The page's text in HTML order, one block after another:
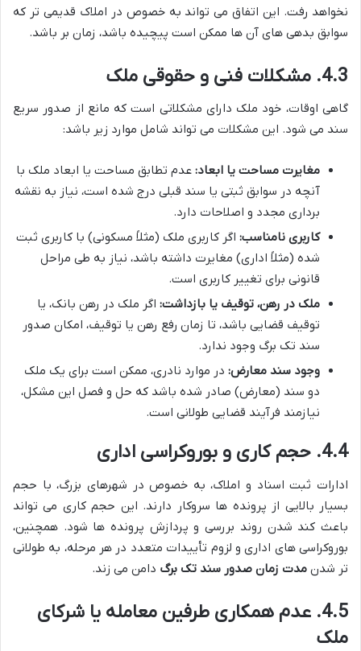
نخواهد رفت. این اتفاق می تواند به خصوص در املاک قدیمی تر که
سوابق بدهی های آن ها ممکن است پیچیده باشد، زمان بر باشد.
4.3. مشکلات فنی و حقوقی ملک
گاهی اوقات، خود ملک دارای مشکلاتی است که مانع از صدور سریع
سند می شود. این مشکلات می تواند شامل موارد زیر باشد:
مغایرت مساحت یا ابعاد: عدم تطابق مساحت یا ابعاد ملک با
آنچه در سوابق ثبتی یا سند قبلی درج شده است، نیاز به نقشه
برداری مجدد و اصلاحات دارد.
کاربری نامناسب: اگر کاربری ملک (مثلاً مسکونی) با کاربری ثبت
شده (مثلاً اداری) مغایرت داشته باشد، نیاز به طی مراحل
قانونی برای تغییر کاربری است.
ملک در رهن، توقیف یا بازداشت: اگر ملک در رهن بانک، یا
توقیف قضایی باشد، تا زمان رفع رهن یا توقیف، امکان صدور
سند تک برگ وجود ندارد.
وجود سند معارض: در موارد نادری، ممکن است برای یک ملک
دو سند (معارض) صادر شده باشد که حل و فصل این مشکل،
نیازمند فرآیند قضایی طولانی است.
4.4. حجم کاری و بوروکراسی اداری
ادارات ثبت اسناد و املاک، به خصوص در شهرهای بزرگ، با حجم
بسیار بالایی از پرونده ها سروکار دارند. این حجم کاری می تواند
باعث کند شدن روند بررسی و پردازش پرونده ها شود. همچنین،
بوروکراسی های اداری و لزوم تأییدات متعدد در هر مرحله، به طولانی
تر شدن مدت زمان صدور سند تک برگ دامن می زند.
4.5. عدم همکاری طرفین معامله یا شرکای
ملک